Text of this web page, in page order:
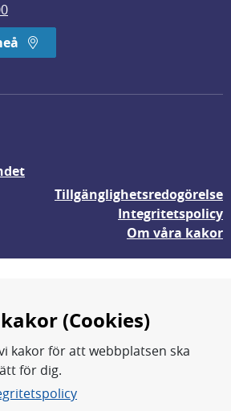
Tillgänglighetsredogörelse
Integritetspolicy
Om våra kakor
värld.
forskning, metod- och
(Cookies)
kakor för att webbplatsen ska
för dig.